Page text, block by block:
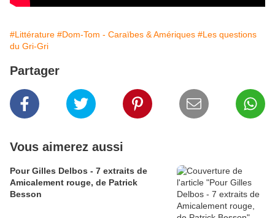
#Littérature #Dom-Tom - Caraïbes & Amériques #Les questions
du Gri-Gri
Partager
Vous aimerez aussi
Pour Gilles Delbos - 7 extraits de
Amicalement rouge, de Patrick
Besson